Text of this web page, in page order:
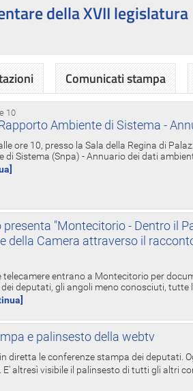
della XVII legislatura
10
Ambiente di Sistema -
ore 10, presso la Sala della Regina di
di Sistema (Snpa) - Annuario dei dati
presenta "Montecitorio - Dentro il
della Camera attraverso il
telecamere entrano a Montecitorio per
dei deputati, gli angoli meno conosciuti,
e palinsesto della webtv
diretta le conferenze stampa dei deputati.
E' altresì visibile il palinsesto di tutti gli altri
Comunicati stampa